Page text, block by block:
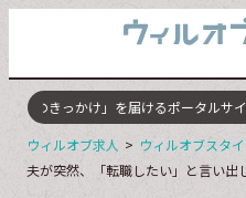
のきっかけ」を届けるポータルサイ
ウィルオブ求人 ウィルオブスタ
夫が突然、「転職したい」と言い出